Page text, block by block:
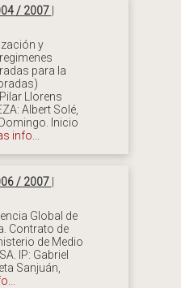
/ 2007
y
para la
Llorens
Albert Solé,
Inicio
info...
/ 2007 |
Global de
Contrato de
de Medio
IP: Gabriel
Sanjuán,